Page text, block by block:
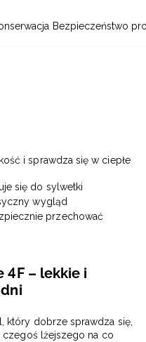
Bezpieczeństwo
i sprawdza się w ciepłe
się do sylwetki
wygląd
przechować
4F – lekkie i
który dobrze sprawdza się,
lżejszego na co